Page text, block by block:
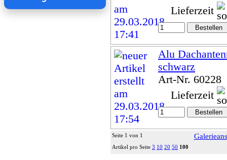
Lieferzeit
Alu
schwarz
Art-Nr. 60228
Lieferzeit
Seite 1 von 1
Artikel pro Seite 3 10 20 50 100